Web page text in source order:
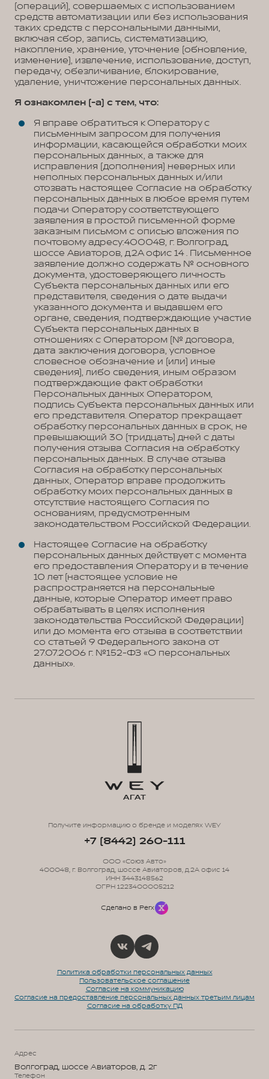
(операций), совершаемых с использованием
средств автоматизации или без использования
таких средств с персональными данными,
включая сбор, запись, систематизацию,
накопление, хранение, уточнение (обновление,
изменение), извлечение, использование, доступ,
передачу, обезличивание, блокирование,
удаление, уничтожение персональных данных.
Я ознакомлен (-а) с тем, что:
Я вправе обратиться к Оператору с
письменным запросом для получения
информации, касающейся обработки моих
персональных данных, а также для
исправления (дополнения) неверных или
неполных персональных данных и/или
отозвать настоящее Согласие на обработку
персональных данных в любое время путем
подачи Оператору соответствующего
заявления в простой письменной форме
заказным письмом с описью вложения по
почтовому адресу:400048, г. Волгоград,
шоссе Авиаторов, д.2А офис 14 . Письменное
заявление должно содержать № основного
документа, удостоверяющего личность
Субъекта персональных данных или его
представителя, сведения о дате выдачи
указанного документа и выдавшем его
органе, сведения, подтверждающие участие
Субъекта персональных данных в
отношениях с Оператором (№ договора,
дата заключения договора, условное
словесное обозначение и (или) иные
сведения), либо сведения, иным образом
подтверждающие факт обработки
Персональных данных Оператором,
подпись Субъекта персональных данных или
его представителя. Оператор прекращает
обработку персональных данных в срок, не
превышающий 30 (тридцать) дней с даты
получения отзыва Согласия на обработку
персональных данных. В случае отзыва
Согласия на обработку персональных
данных, Оператор вправе продолжить
обработку моих персональных данных в
отсутствие настоящего Согласия по
основаниям, предусмотренным
законодательством Российской Федерации.
Настоящее Согласие на обработку
персональных данных действует с момента
его предоставления Оператору и в течение
10 лет (настоящее условие не
распространяется на персональные
данные, которые Оператор имеет право
обрабатывать в целях исполнения
законодательства Российской Федерации)
или до момента его отзыва в соответствии
со статьей 9 Федерального закона от
27.07.2006 г. №152-ФЗ «О персональных
данных».
Политика обработки персональных данных
Пользовательское соглашение
Согласие на коммуникацию
Согласие на предоставление персональных данных третьим лицам
Согласие на обработку ПД
АГАТ
Получите информацию о бренде и моделях WEY
+7 (8442) 260-111
ООО «Союз Авто»
400048, г. Волгоград, шоссе Авиаторов, д.2А офис 14
ИНН 3443148562
ОГРН 1223400005212
Сделано в Perx
Адрес
Волгоград, шоссе Авиаторов, д. 2г
Телефон